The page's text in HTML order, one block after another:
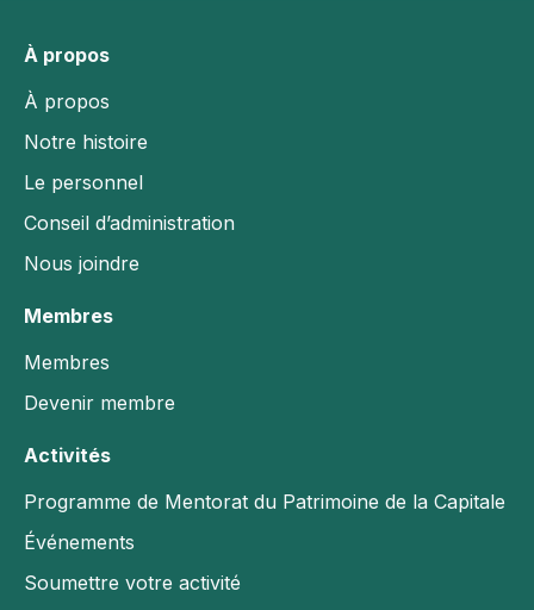
À propos
À propos
Notre histoire
Le personnel
Conseil d’administration
Nous joindre
Membres
Membres
Devenir membre
Activités
Programme de Mentorat du Patrimoine de la Capitale
Événements
Soumettre votre activité